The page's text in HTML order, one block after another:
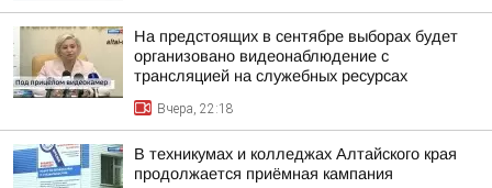
На предстоящих в сентябре выборах будет
организовано видеонаблюдение с
трансляцией на служебных ресурсах
Вчера, 22:18
В техникумах и колледжах Алтайского края
продолжается приёмная кампания